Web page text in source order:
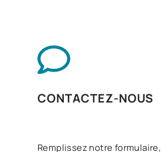
CONTACTEZ-NOUS
Remplissez notre formulaire,